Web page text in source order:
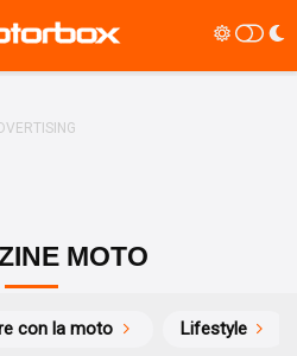
MOTO
con la moto Lifestyle